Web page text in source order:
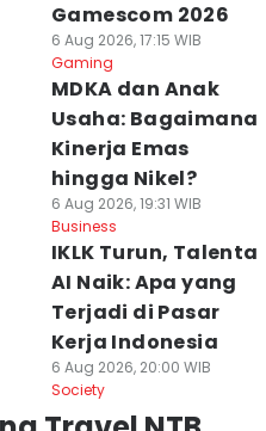
Gamescom 2026
6 Aug 2026, 17:15 WIB
Gaming
MDKA dan Anak
Usaha: Bagaimana
Kinerja Emas
hingga Nikel?
6 Aug 2026, 19:31 WIB
Business
IKLK Turun, Talenta
AI Naik: Apa yang
Terjadi di Pasar
Kerja Indonesia
6 Aug 2026, 20:00 WIB
Society